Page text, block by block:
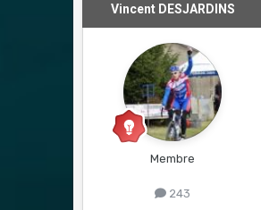
Vincent DESJARDINS
Membre
243